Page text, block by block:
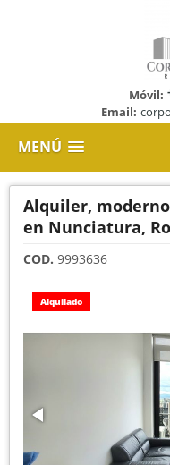
Móvil:
Email:
MENÚ
Alquiler,
en Nunciatura,
COD. 9993636
Alquilado